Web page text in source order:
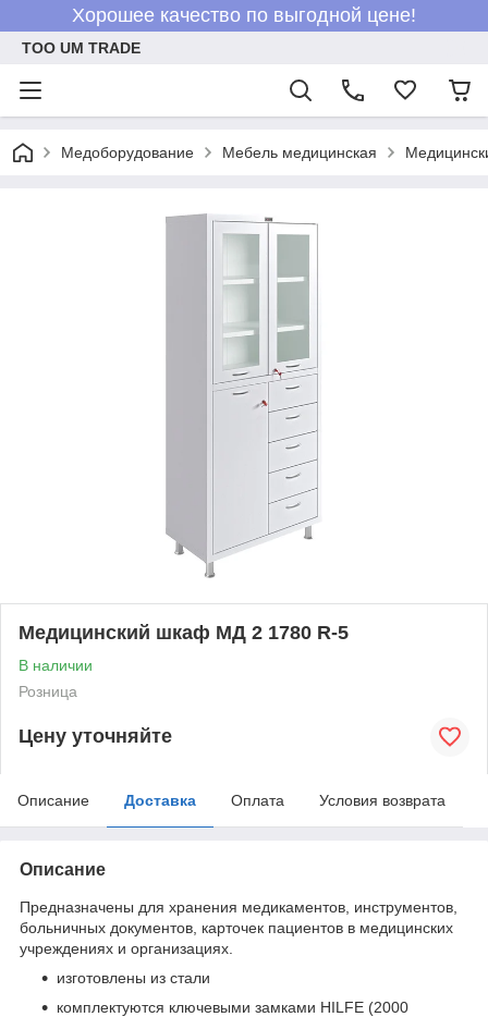
Хорошее качество по выгодной цене!
ТОО UM TRADE
Медоборудование Мебель медицинская
Медицинский шкаф МД 2 1780 R-5
В наличии
Розница
Цену уточняйте
Описание Доставка Оплата Условия возврата
Описание
Предназначены для хранения медикаментов, инструментов,
больничных документов, карточек пациентов в медицинских
учреждениях и организациях.
изготовлены из стали
комплектуются ключевыми замками HILFE (2000